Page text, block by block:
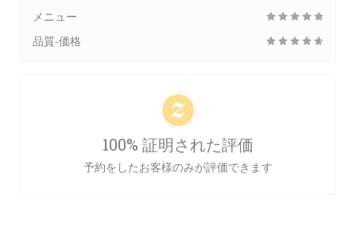
メニュー
品質-価格
100% 証明された評価
予約をしたお客様のみが評価できます